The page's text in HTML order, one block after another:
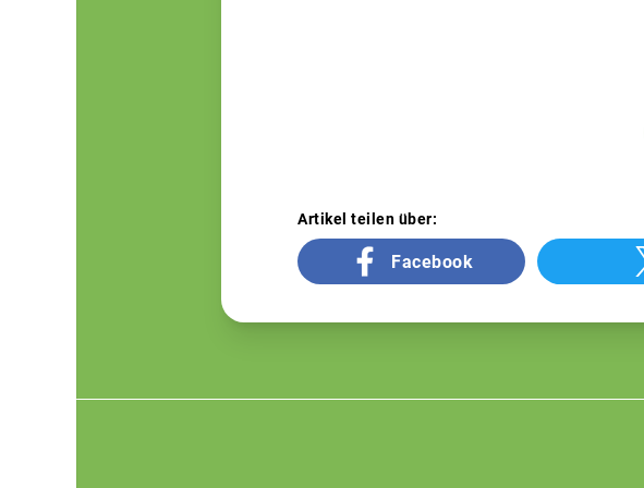
Artikel teilen über:
Facebook